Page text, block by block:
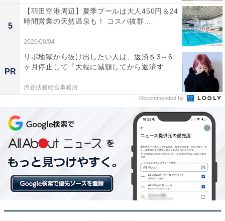
【今日チェックしたい】オーディオテクニカの人
気商品5選
オーディオテクニカ「‎ATH-CKS50TW2」
5
【羽田空港周辺】夏季プールは大人450円＆24
時間営業の天然温泉も！ コスパ抜群...
2026/08/04
PR
リボ地獄から抜け出したい人は、返済を3～6
ヶ月停止して『大幅に減額してから返済す...
渋谷法務総合事務所
Recommended by